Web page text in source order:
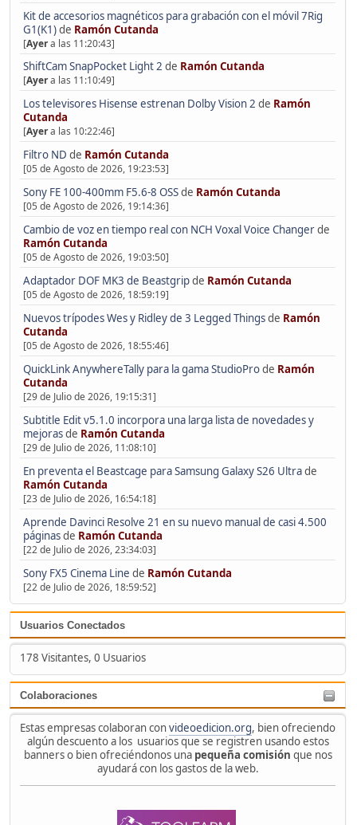
Kit de accesorios magnéticos para grabación con el móvil 7Rig
G1(K1)de Ramón Cutanda
[Ayera las 11:20:43]
ShiftCam SnapPocket Light 2 de Ramón Cutanda
[Ayera las 11:10:49]
Los televisores Hisense estrenan Dolby Vision 2 de Ramón
Cutanda
[Ayera las 10:22:46]
Filtro ND de Ramón Cutanda
[05 de Agosto de 2026, 19:23:53]
Sony FE 100-400mm F5.6-8 OSSde Ramón Cutanda
[05 de Agosto de 2026, 19:14:36]
Cambio de voz en tiempo real con NCH Voxal Voice Changerde
Ramón Cutanda
[05 de Agosto de 2026, 19:03:50]
Adaptador DOF MK3 de Beastgripde Ramón Cutanda
[05 de Agosto de 2026, 18:59:19]
Nuevos trípodes Wes y Ridley de 3 Legged Thingsde Ramón
Cutanda
[05 de Agosto de 2026, 18:55:46]
QuickLink AnywhereTally para la gama StudioProde Ramón
Cutanda
[29 de Julio de 2026, 19:15:31]
Subtitle Edit v5.1.0 incorpora una larga lista de novedades y
mejorasde Ramón Cutanda
[29 de Julio de 2026, 11:08:10]
En preventa el Beastcage para Samsung Galaxy S26 Ultrade
Ramón Cutanda
[23 de Julio de 2026, 16:54:18]
Aprende Davinci Resolve 21 en su nuevo manual de casi 4.500
páginasde Ramón Cutanda
[22 de Julio de 2026, 23:34:03]
Sony FX5 Cinema Line de Ramón Cutanda
[22 de Julio de 2026, 18:59:52]
Usuarios Conectados
178 Visitantes, 0 Usuarios
Colaboraciones
Estas empresas colaboran convideoedicion.org, bien ofreciendo
algún descuento a los usuarios que se registren usando estos
banners o bien ofreciéndonos una pequeña comisión que nos
ayudará con los gastos de la web.